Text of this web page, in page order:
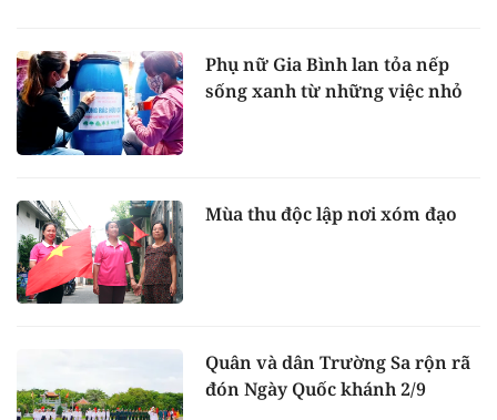
Phụ nữ Gia Bình lan tỏa nếp
sống xanh từ những việc nhỏ
Mùa thu độc lập nơi xóm đạo
Quân và dân Trường Sa rộn rã
đón Ngày Quốc khánh 2/9